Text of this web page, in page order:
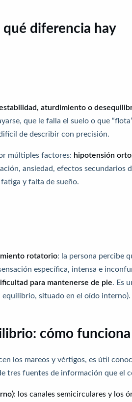
diferencia hay
aturdimiento o
que le falla el suelo o que
de describir con precisión.
múltiples factores: hipotensión
ansiedad, efectos secundarios
y falta de sueño.
rotatorio: la persona percibe
específica, intensa e
para mantenerse de pie. Es
equilibrio, situado en el oído interno).
cómo funciona
los mareos y vértigos, es útil
tres fuentes de información que el
: los canales semicirculares y los